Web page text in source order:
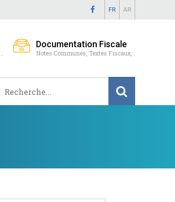
FR AR
Documentation Fiscale
Notes Communes, Textes Fiscaux,..